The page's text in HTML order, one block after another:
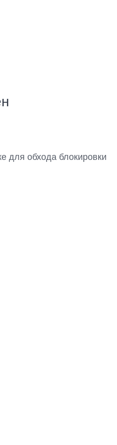
для обхода блокировки